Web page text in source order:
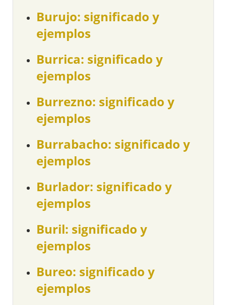
Burujo: significado y
ejemplos
Burrica: significado y
ejemplos
Burrezno: significado y
ejemplos
Burrabacho: significado y
ejemplos
Burlador: significado y
ejemplos
Buril: significado y
ejemplos
Bureo: significado y
ejemplos